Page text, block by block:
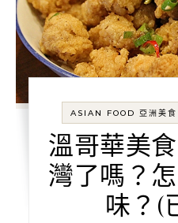
ASIAN FOOD 亞洲美食
溫哥華美
灣了嗎？
味？(